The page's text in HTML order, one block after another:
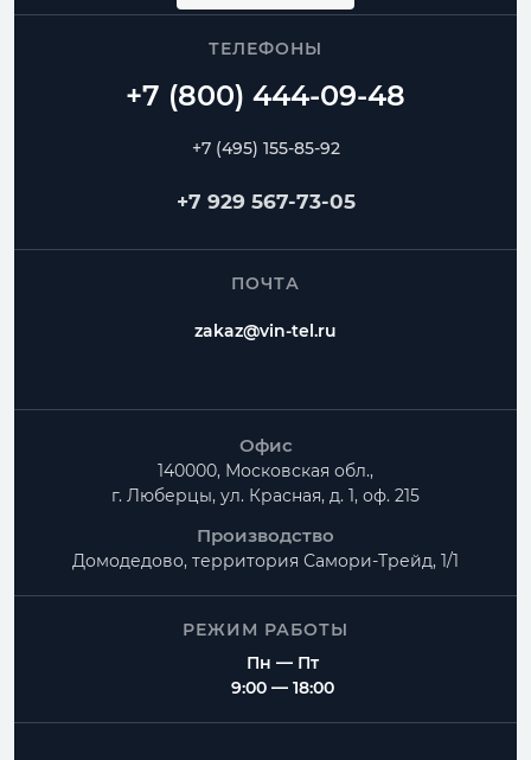
ТЕЛЕФОНЫ
+7 (495) 155-85-92
+7 929 567-73-05
ПОЧТА
zakaz@vin-tel.ru
Офис
140000, Московская обл.,
г. Люберцы, ул. Красная, д. 1, оф. 215
Производство
Домодедово, территория Самори-Трейд, 1/1
РЕЖИМ РАБОТЫ
Пн — Пт
9:00 — 18:00